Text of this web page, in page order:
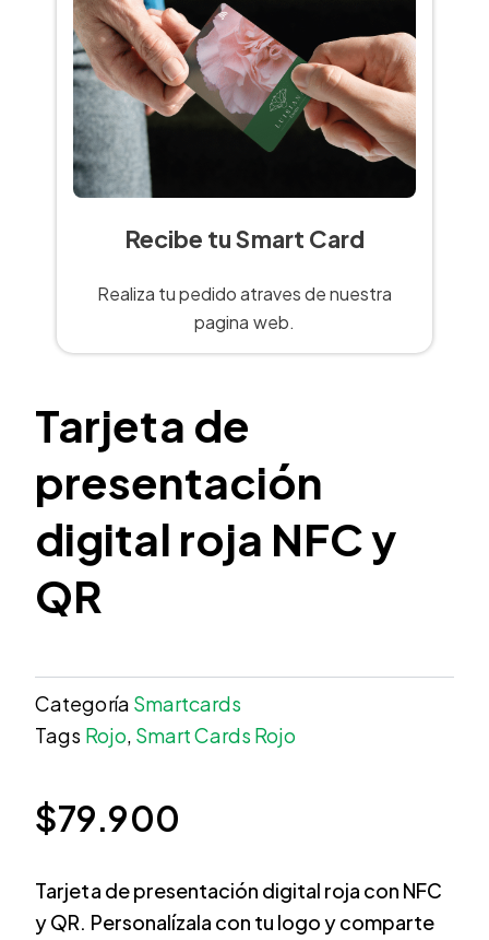
Recibe tu Smart Card
Realiza tu pedido atraves de nuestra
pagina web.
Tarjeta de
presentación
digital roja NFC y
QR
Categoría Smartcards
Tags Rojo, Smart Cards Rojo
$79.900
Tarjeta de presentación digital roja con NFC
y QR. Personalízala con tu logo y comparte